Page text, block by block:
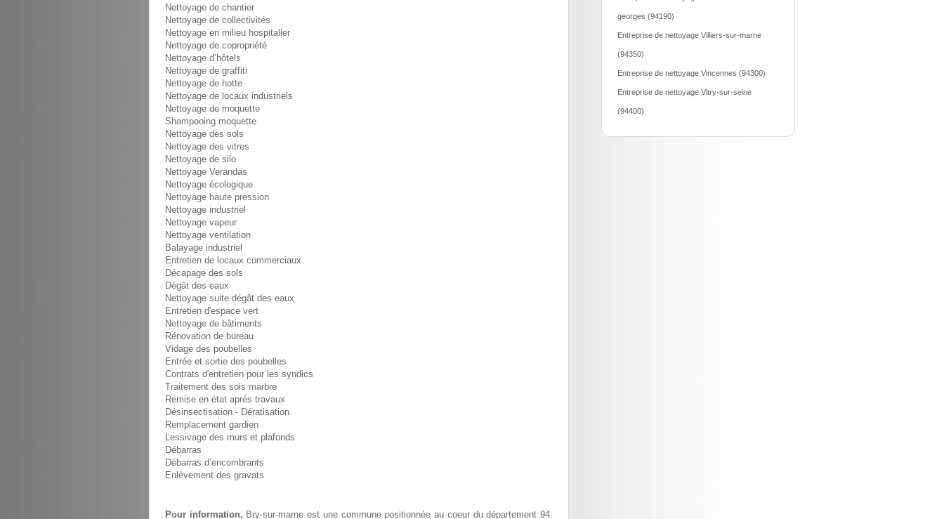
Nettoyage de chantier
Nettoyage de collectivités
Nettoyage en milieu hospitalier
Nettoyage de copropriété
Nettoyage d’hôtels
Nettoyage de graffiti
Nettoyage de hotte
Nettoyage de locaux industriels
Nettoyage de moquette
Shampooing moquette
Nettoyage des sols
Nettoyage des vitres
Nettoyage de silo
Nettoyage Verandas
Nettoyage écologique
Nettoyage haute pression
Nettoyage industriel
Nettoyage vapeur
Nettoyage ventilation
Balayage industriel
Entretien de locaux commerciaux
Décapage des sols
Dégât des eaux
Nettoyage suite dégât des eaux
Entretien d'espace vert
Nettoyage de bâtiments
Rénovation de bureau
Vidage des poubelles
Entrée et sortie des poubelles
Contrats d'entretien pour les syndics
Traitement des sols marbre
Remise en état aprés travaux
Désinsectisation - Dératisation
Remplacement gardien
Lessivage des murs et plafonds
Débarras
Débarras d’encombrants
Enlèvement des gravats
Pour information, Bry-sur-marne est une commune positionnée au coeur du département 94.
georges (94190)
Entreprise de nettoyage Villiers-sur-marne
(94350)
Entreprise de nettoyage Vincennes (94300)
Entreprise de nettoyage Vitry-sur-seine
(94400)